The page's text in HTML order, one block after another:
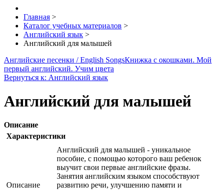
Главная >
Каталог учебных материалов >
Английский язык >
Английский для малышей
Английские песенки / English SongsКнижка с окошками. Мой
первый английский. Учим цвета
Вернуться к: Английский язык
Английский для малышей
Описание
Характеристики
Описание
Английский для малышей - уникальное
пособие, с помощью которого ваш ребенок
выучит свои первые английские фразы.
Занятия английским языком способствуют
развитию речи, улучшению памяти и